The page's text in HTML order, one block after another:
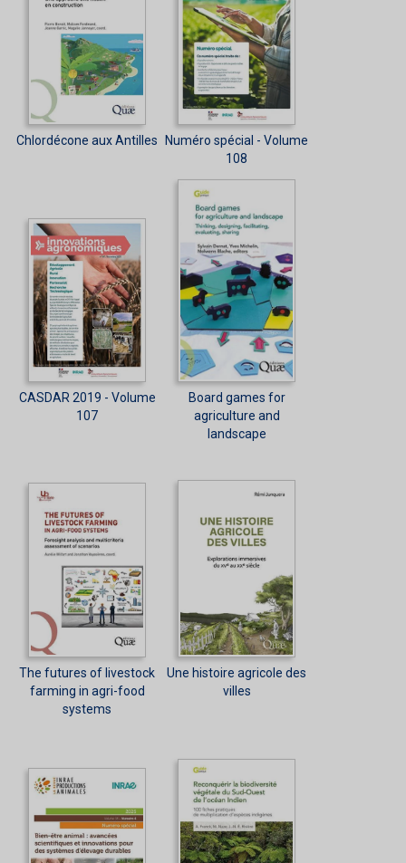
Chlordécone aux Antilles
Numéro spécial - Volume
108
CASDAR 2019 - Volume
107
Board games for
agriculture and
landscape
The futures of livestock
farming in agri-food
systems
Une histoire agricole des
villes